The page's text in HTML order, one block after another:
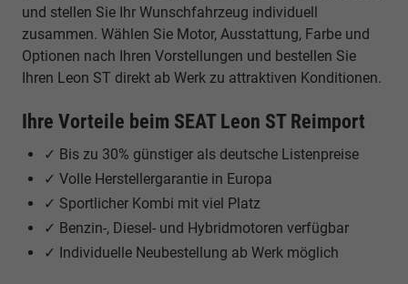
und stellen Sie Ihr Wunschfahrzeug individuell
zusammen. Wählen Sie Motor, Ausstattung, Farbe und
Optionen nach Ihren Vorstellungen und bestellen Sie
Ihren Leon ST direkt ab Werk zu attraktiven Konditionen.
Ihre Vorteile beim SEAT Leon ST Reimport
✓ Bis zu 30% günstiger als deutsche Listenpreise
✓ Volle Herstellergarantie in Europa
✓ Sportlicher Kombi mit viel Platz
✓ Benzin-, Diesel- und Hybridmotoren verfügbar
✓ Individuelle Neubestellung ab Werk möglich